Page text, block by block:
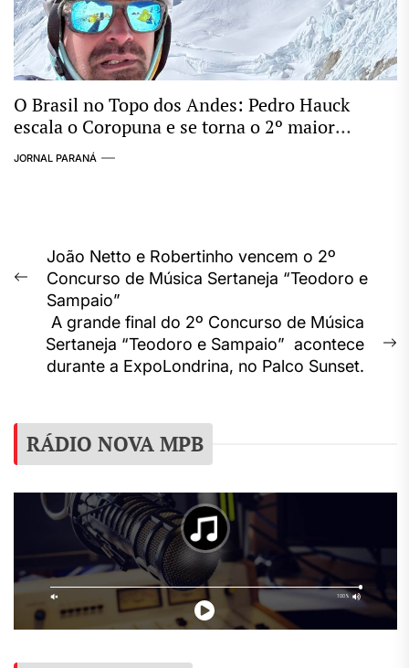
O Brasil no Topo dos Andes: Pedro Hauck
escala o Coropuna e se torna o 2º maior
conquistador de “Seismiles” do mundo
JORNAL PARANÁ
Navegação
de
Post
Previous
post:
João Netto e Robertinho vencem o 2º
Concurso de Música Sertaneja “Teodoro e
Sampaio”
A grande final do 2º Concurso de Música
Sertaneja “Teodoro e Sampaio” acontece
durante a ExpoLondrina, no Palco Sunset.
RÁDIO NOVA MPB